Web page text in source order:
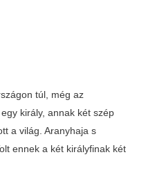
túl, még az
király, annak két szép
a világ. Aranyhaja s
ennek a két királyfinak két